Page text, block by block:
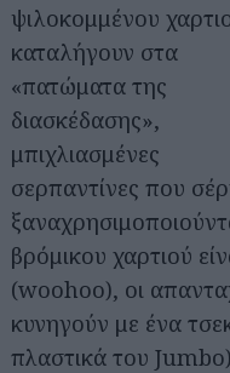
ψιλοκομμένου
καταλήγουν στα
«πατώματα της
διασκέδασης»,
μπιχλιασμένες
σερπαντίνες που
βρόμικου χαρτιού
(woohoo), οι
κυνηγούν με ένα
πλαστικά του